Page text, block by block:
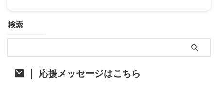
検索
応援メッセージはこちら